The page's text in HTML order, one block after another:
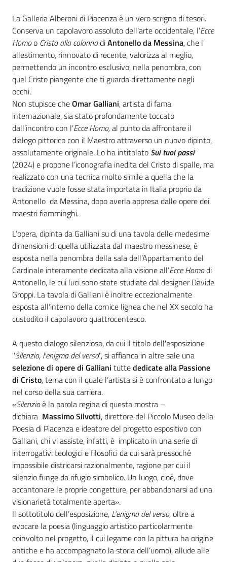
Guglielmi
Seguici
su
Introduzione
La Galleria Alberoni di Piacenza è un vero scrigno di tesori.
Conserva un capolavoro assoluto dell'arte occidentale, l’Ecce
Homoo Cristo alla colonnadiAntonello da Messina, che l'
allestimento, rinnovato di recente, valorizza al meglio,
permettendo un incontro esclusivo, nella penombra, con
quel Cristo piangente che ti guarda direttamente negli
occhi.
Non stupisce cheOmar Galliani, artista di fama
internazionale, sia stato profondamente toccato
dall’incontro con l’Ecce Homo,al punto da affrontare il
dialogo pittorico con il Maestro attraverso un nuovo dipinto,
assolutamente originale. Lo ha intitolato Sui tuoi passi
(2024) e propone l’iconografia inedita del Cristo di spalle, ma
realizzato con una tecnica molto simile a quella che la
tradizione vuole fosse stata importata in Italia proprio da
Antonello da Messina, dopo averla appresa dalle opere dei
maestri fiamminghi.
L’opera, dipinta da Galliani su di una tavola delle medesime
dimensioni di quella utilizzata dal maestro messinese, è
esposta nella penombra della sala dell’Appartamento del
Cardinale interamente dedicata alla visione all’EcceHomodi
Antonello, le cui luci sono state studiate dal designer Davide
Groppi. La tavola di Galliani è inoltre eccezionalmente
esposta all’interno della cornice lignea che nel XX secolo ha
custodito il capolavoro quattrocentesco.
A questo dialogo silenzioso, da cui il titolo dell'esposizione
"Silenzio, l'enigma del verso", si affianca in altre sale una
selezione di opere di Galliani tuttededicate alla Passione
di Cristo, tema con il quale l’artista si è confrontato a lungo
nel corso della sua carriera.
«Silenzioè la parola regina di questa mostra –
dichiara Massimo Silvotti, direttore del Piccolo Museo della
Poesia di Piacenza e ideatore del progetto espositivo con
Galliani, chi vi assiste, infatti, è implicato in una serie di
interrogativi teologici e filosofici da cui sarà pressoché
impossibile districarsi razionalmente, ragione per cui il
silenzio funge da rifugio simbolico. Un luogo, cioè, dove
accantonare le proprie congetture, per abbandonarsi ad una
visionarietà totalmente aperta».
Il sottotitolo dell’esposizione, L’enigma del verso, oltre a
evocare la poesia (linguaggio artistico particolarmente
coinvolto nel progetto, il cui legame con la pittura ha origine
antiche e ha accompagnato la storia dell’uomo), allude alle